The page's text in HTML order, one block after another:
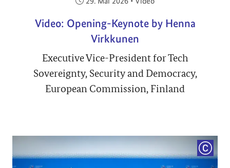
Video: Opening-Keynote by Henna
Virkkunen
Executive Vice-President for Tech
Sovereignty, Security and Democracy,
European Commission, Finland